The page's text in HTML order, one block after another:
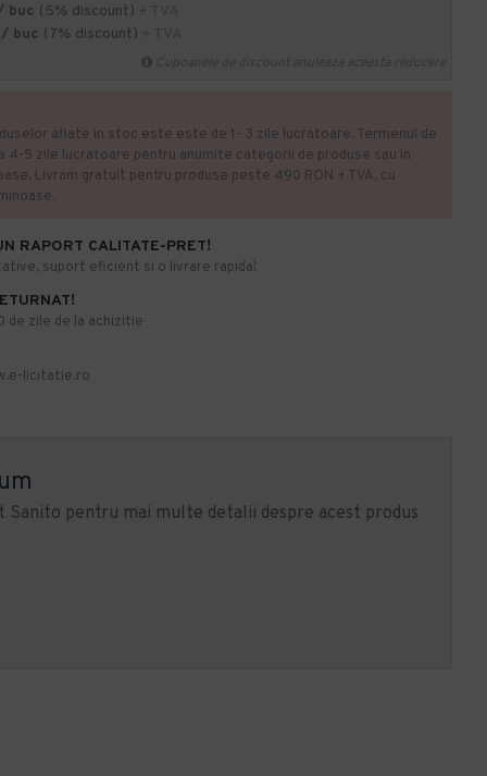
buc (5% discount)
/ buc (7% discount)
RAPORT CALITATE-PRET!
suport eficient si o livrare rapida!
de zile de la achizitie
licitatie.ro
aflate in stoc este este de 1- 3 zile lucratoare. Termenul de
4-5 zile lucratoare pentru anumite categorii de produse sau in
Livram gratuit pentru produse peste 490 RON + TVA, cu
Sanito pentru mai multe detalii despre acest produs